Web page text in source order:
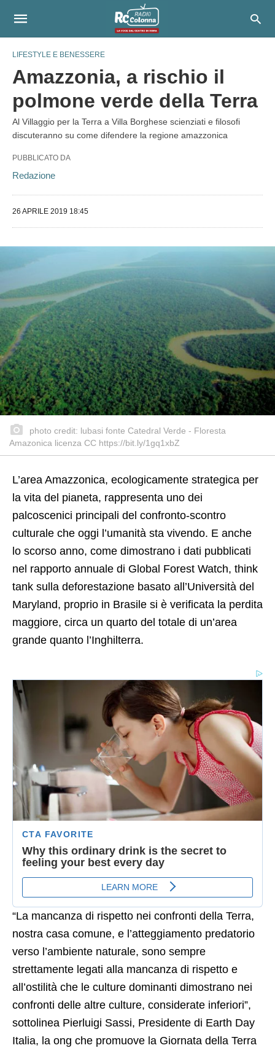
LIFESTYLE E BENESSERE
Amazzonia, a rischio il
polmone verde della Terra
Al Villaggio per la Terra a Villa Borghese scienziati e filosofi
discuteranno su come difendere la regione amazzonica
PUBBLICATO DA
Redazione
26 APRILE 2019 18:45
photo credit: lubasi fonte Catedral Verde - Floresta
Amazonica licenza CC https://bit.ly/1gq1xbZ
L’area Amazzonica, ecologicamente strategica per
la vita del pianeta, rappresenta uno dei
palcoscenici principali del confronto-scontro
culturale che oggi l’umanità sta vivendo. E anche
lo scorso anno, come dimostrano i dati pubblicati
nel rapporto annuale di Global Forest Watch, think
tank sulla deforestazione basato all’Università del
Maryland, proprio in Brasile si è verificata la perdita
maggiore, circa un quarto del totale di un’area
grande quanto l’Inghilterra.
“La mancanza di rispetto nei confronti della Terra,
nostra casa comune, e l’atteggiamento predatorio
verso l’ambiente naturale, sono sempre
strettamente legati alla mancanza di rispetto e
all’ostilità che le culture dominanti dimostrano nei
confronti delle altre culture, considerate inferiori”,
sottolinea Pierluigi Sassi, Presidente di Earth Day
Italia, la ong che promuove la Giornata della Terra